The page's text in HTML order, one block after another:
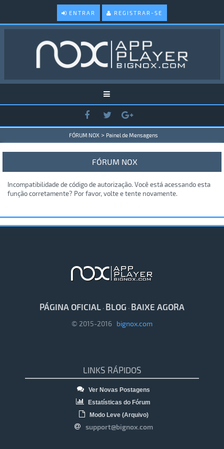
ENTRAR REGISTRAR-SE
FÓRUM NOX > Painel de Mensagens
FÓRUM NOX
Incompatibilidade de código de autorização. Você está acessando esta
função corretamente? Por favor, volte e tente novamente.
PÁGINA OFICIAL · BLOG · BAIXE AGORA
© 2015-2016 bignox.com
LINKS RÁPIDOS
Ver Novas Postagens
Estatísticas do Fórum
Modo Leve (Arquivo)
support@bignox.com